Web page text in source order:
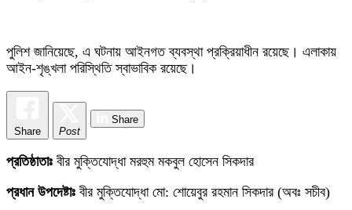
পুলিশ জানিয়েছে, এ ঘটনায় আইনগত ব্যবস্থা প্রক্রিয়াধীন রয়েছে। এলাকায়
আইন-শৃঙ্খলা পরিস্থিতি স্বাভাবিক রয়েছে।
Share Post
Share
প্রতিষ্ঠাতাঃ বীর মুক্তিযোদ্ধা মরহুম মকবুল হোসেন সিকদার
প্রধান উপদেষ্টাঃ বীর মুক্তিযোদ্ধা মো: শোয়েবুর রহমান সিকদার (অবঃ সচীব)